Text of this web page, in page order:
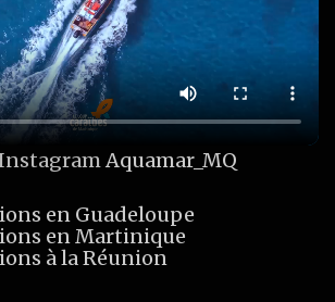
Aquamar_MQ
en Guadeloupe
en Martinique
à la Réunion